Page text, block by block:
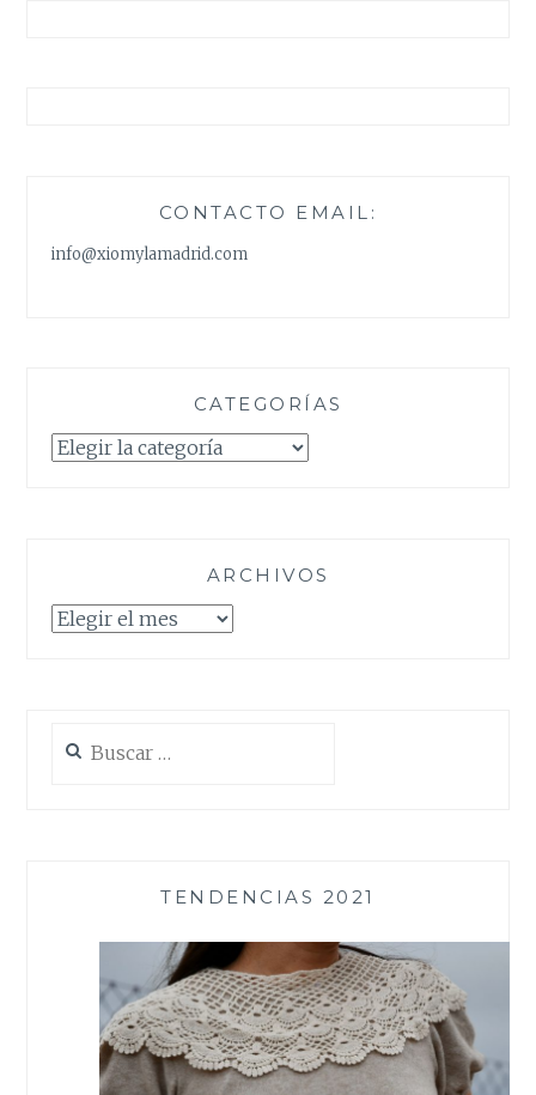
CONTACTO EMAIL:
info@xiomylamadrid.com
CATEGORÍAS
Categorías
ARCHIVOS
Archivos
TENDENCIAS 2021